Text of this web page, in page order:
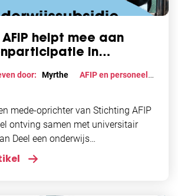
helpt mee aan
in
naar
door: Myrthe AFIP en personeel ,
mede-oprichter van Stichting AFIP
ontving samen met universitair
Deel een onderwijs
van 10.000 euro. Dit
van het VU